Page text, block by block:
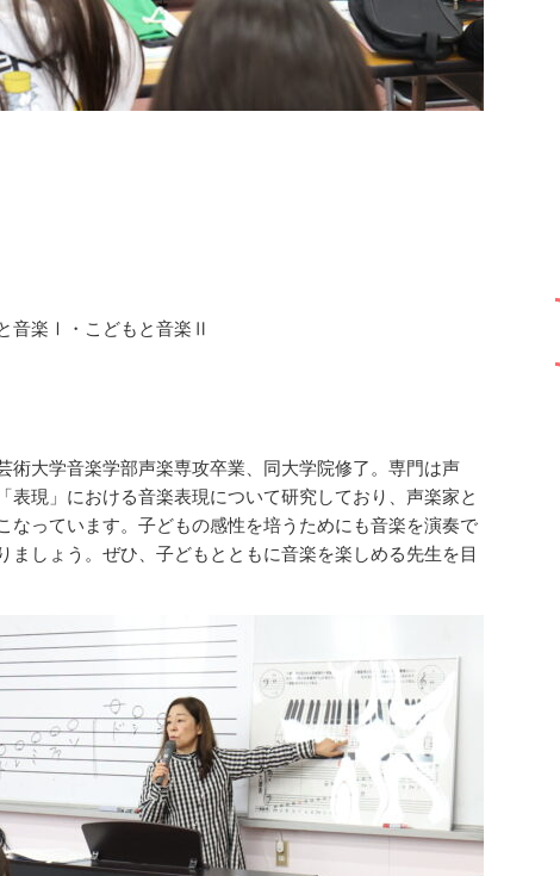
音楽Ⅰ・こどもと音楽Ⅱ
術大学音楽学部声楽専攻卒業、同大学院修了。専門は声
表現」における音楽表現について研究しており、声楽家と
なっています。子どもの感性を培うためにも音楽を演奏で
ましょう。ぜひ、子どもとともに音楽を楽しめる先生を目